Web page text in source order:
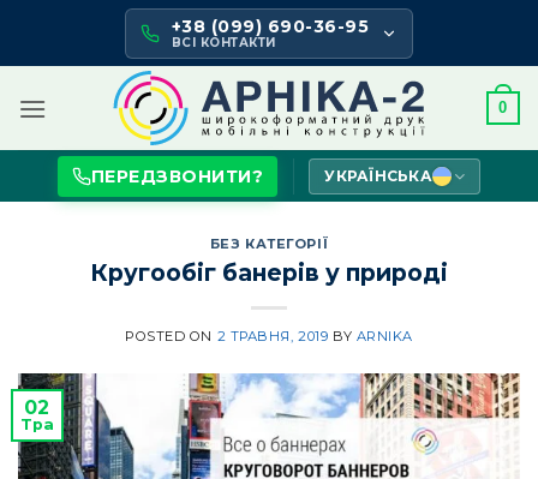
content
+38 (099) 690-36-95
ВСІ КОНТАКТИ
0
ПЕРЕДЗВОНИТИ? УКРАЇНСЬКА
БЕЗ КАТЕГОРІЇ
Кругообіг банерів у природі
POSTED ON 2 ТРАВНЯ, 2019 BY ARNIKA
02
Тра